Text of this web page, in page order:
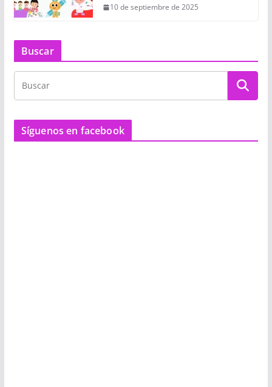
10 de septiembre de 2025
Buscar
Síguenos en facebook